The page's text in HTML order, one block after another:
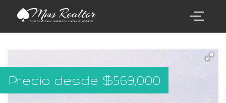
Precio desde $569,000